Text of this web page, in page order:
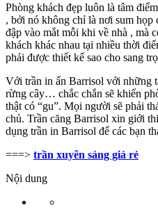
Phòng khách đẹp luôn là tâm
, bởi nó không chỉ là nơi sum họp
đập vào mắt mỗi khi về nhà , mà
khách khác nhau tại nhiều thời
phải được thiết kế sao cho sang
Với trần in ấn Barrisol với những
rừng cây… chắc chắn sẽ khiến
thật có “gu”. Mọi người sẽ phải
chủ. Trần căng Barrisol xin giới
dụng trần in Barrisol để các bạn
===> trần xuyên sáng giá rẻ
Nội dung